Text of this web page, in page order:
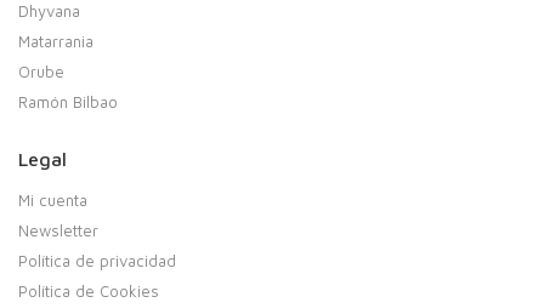
Dhyvana
Matarrania
Orube
Ramón Bilbao
Legal
Mi cuenta
Newsletter
Política de privacidad
Política de Cookies